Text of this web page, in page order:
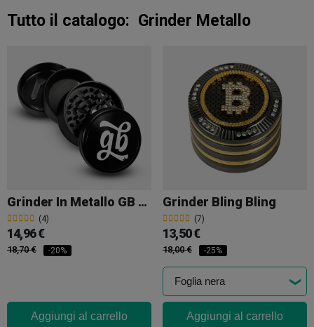
Tutto il catalogo: Grinder Metallo
Grinder In Metallo GB 4 Parti 63mm
(4)
14,96 €
18,70 € -20%
Aggiungi al carrello
Grinder Bling Bling
(7)
13,50 €
18,00 € -25%
Aggiungi al carrello